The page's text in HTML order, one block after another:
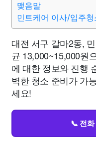
맺음말
민트케어 이사/입주청
대전 서구 갈마2동,
균 13,000~15,000원
에 대한 정보와 진행
벽한 청소 준비가 가
세요!
📞 전